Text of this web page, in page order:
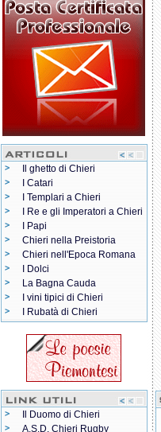
Il ghetto di Chieri
I Catari
I Templari a Chieri
I Re e gli Imperatori a Chieri
I Papi
Chieri nella Preistoria
Chieri nell'Epoca Romana
I Dolci
La Bagna Cauda
I vini tipici di Chieri
I Rubatà di Chieri
Il Duomo di Chieri
A.S.D. Chieri Rugby